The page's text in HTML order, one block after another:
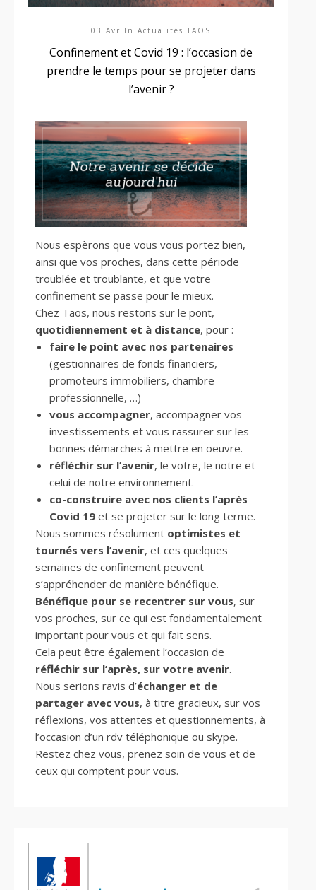
03 Avr In Actualités TAOS
Confinement et Covid 19 : l’occasion de
prendre le temps pour se projeter dans
l’avenir ?
Nous espèrons que vous vous portez bien,
ainsi que vos proches, dans cette période
troublée et troublante, et que votre
confinement se passe pour le mieux.
Chez Taos, nous restons sur le pont,
quotidiennement et à distance, pour :
faire le point avec nos partenaires
(gestionnaires de fonds financiers,
promoteurs immobiliers, chambre
professionnelle, …)
vous accompagner, accompagner vos
investissements et vous rassurer sur les
bonnes démarches à mettre en oeuvre.
réfléchir sur l’avenir, le votre, le notre et
celui de notre environnement.
co-construire avec nos clients l’après
Covid 19 et se projeter sur le long terme.
Nous sommes résolument optimistes et
tournés vers l’avenir, et ces quelques
semaines de confinement peuvent
s’appréhender de manière bénéfique.
Bénéfique pour se recentrer sur vous, sur
vos proches, sur ce qui est fondamentalement
important pour vous et qui fait sens.
Cela peut être également l’occasion de
réfléchir sur l’après, sur votre avenir.
Nous serions ravis d’échanger et de
partager avec vous, à titre gracieux, sur vos
réflexions, vos attentes et questionnements, à
l’occasion d’un rdv téléphonique ou skype.
Restez chez vous, prenez soin de vous et de
ceux qui comptent pour vous.